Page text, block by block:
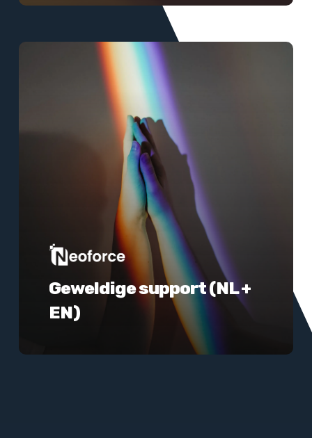
Geweldige support (NL +
EN)
Meer